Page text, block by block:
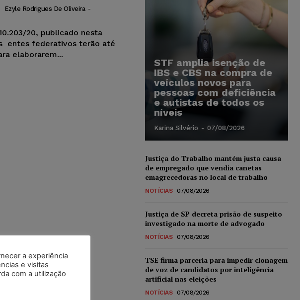
Ezyle Rodrigues De Oliveira -
20, publicado nesta
entes federativos terão até
elaborarem...
STF amplia isenção de
IBS e CBS na compra de
veículos novos para
pessoas com deficiência
e autistas de todos os
níveis
Karina Silvério - 07/08/2026
Justiça do Trabalho mantém justa causa
de empregado que vendia canetas
emagrecedoras no local de trabalho
NOTÍCIAS 07/08/2026
Justiça de SP decreta prisão de suspeito
investigado na morte de advogado
NOTÍCIAS 07/08/2026
TSE firma parceria para impedir clonagem
de voz de candidatos por inteligência
artificial nas eleições
NOTÍCIAS 07/08/2026
a experiência
e visitas
com a utilização